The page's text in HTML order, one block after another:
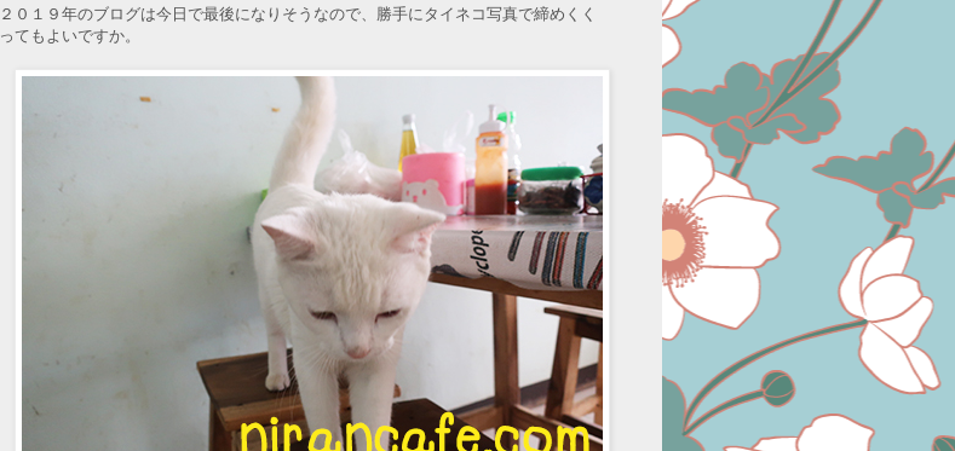
２０１９年のブログは今日で最後になりそうなので、勝手にタイネコ写真で締めくく
ってもよいですか。